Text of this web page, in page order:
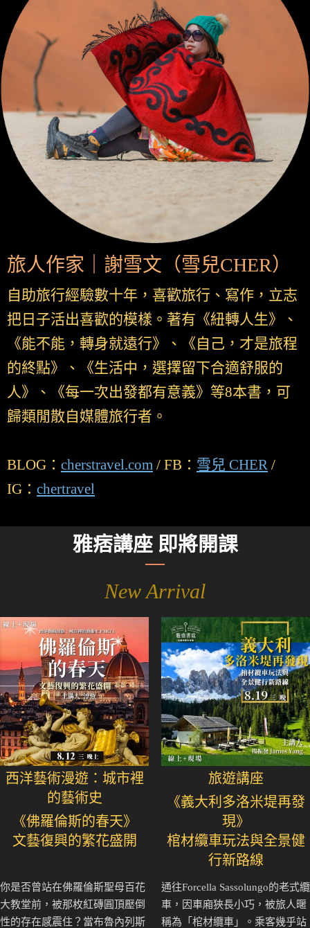
旅人作家｜謝雪文（雪兒CHER）
自助旅行經驗數十年，喜歡旅行、寫作，立志
把日子活出喜歡的模樣。著有《紐轉人生》、
《能不能，轉身就遠行》、《自己，才是旅程
的終點》、《生活中，選擇留下合適舒服的
人》、《每一次出發都有意義》等8本書，可
歸類閒散自媒體旅行者。
BLOG： cherstravel.com / FB： 雪兒 CHER /
IG： chertravel
雅痞講座 即將開課
New Arrival
西洋藝術漫遊：城市裡
的藝術史
《佛羅倫斯的春天》
文藝復興的繁花盛開
你是否曾站在佛羅倫斯聖母百花
大教堂前，被那枚紅磚圓頂壓倒
性的存在感震住？當布魯內列斯
旅遊講座
《義大利多洛米堤再發
現》
棺材纜車玩法與全景健
行新路線
通往Forcella Sassolungo的老式纜
車，因車廂狹長小巧，被旅人暱
稱為「棺材纜車」。乘客幾乎站